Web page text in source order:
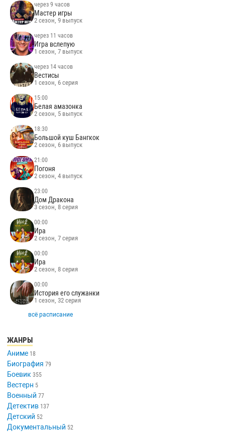
через 9 часов
Мастер игры
2 сезон, 9 выпуск
через 11 часов
Игра вслепую
1 сезон, 7 выпуск
через 14 часов
Вестисы
1 сезон, 6 серия
15:00
Белая амазонка
2 сезон, 5 выпуск
18:30
Большой куш Бангкок
2 сезон, 6 выпуск
21:00
Погоня
2 сезон, 4 выпуск
23:00
Дом Дракона
3 сезон, 8 серия
00:00
Ира
2 сезон, 7 серия
00:00
Ира
2 сезон, 8 серия
00:00
История его служанки
1 сезон, 32 серия
всё расписание
ЖАНРЫ
Аниме 18
Биография 79
Боевик 355
Вестерн 5
Военный 77
Детектив 137
Детский 52
Документальный 52